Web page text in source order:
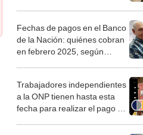
Fechas de pagos en el Banco
de la Nación: quiénes cobran
en febrero 2025, según
Trabajadores independientes
a la ONP tienen hasta esta
fecha para realizar el pago del